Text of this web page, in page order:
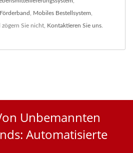
Mobiles Bestellsystem
zögern Sie nicht, Kontaktieren Sie uns
Unbemannten
Automatisierte